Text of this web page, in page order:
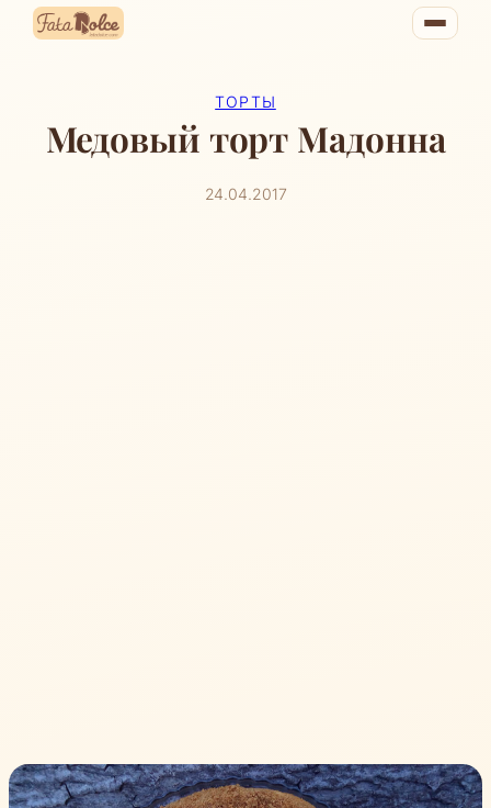
Перейти
ТОРТЫ
Медовый торт Мадонна
24.04.2017